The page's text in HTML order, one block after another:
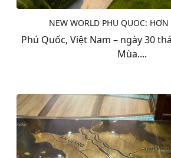
NEW WORLD PHU QUOC:
Phú Quốc, Việt Nam – ngày 30
Mùa....